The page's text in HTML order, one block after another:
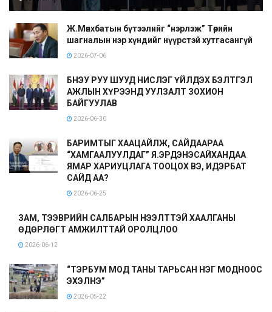
Ж.Мөнхбатын бүтээлийг “нэрлэж” Төрийн
шагналын нэр хүндийг нүүрстэй хутгасангүй
2026-07-06
БНЭУ РУУ ШУУД НИСЛЭГ ҮЙЛДЭХ БЭЛТГЭЛ
АЖЛЫН ХҮРЭЭНД УУЛЗАЛТ ЗОХИОН
БАЙГУУЛАВ
2026-06-30
БАРИМТЫГ ХААЦАЙЛЖ, САЙДААРАА
“ХАМГААЛУУЛДАГ” Я.ЭРДЭНЭСАЙХАНДАА
ЯМАР ХАРИУЦЛАГА ТООЦОХ ВЭ, ИДЭРБАТ
САЙД АА?
2026-06-25
ЗАМ, ТЭЭВРИЙН САЛБАРЫН НЭЭЛТТЭЙ ХААЛГАНЫ
ӨДӨРЛӨГТ АМЖИЛТТАЙ ОРОЛЦЛОО
2026-06-12
“ТЭРБУМ МОД ТАНЫ ТАРЬСАН НЭГ МОДНООС
ЭХЭЛНЭ”
2026-05-22